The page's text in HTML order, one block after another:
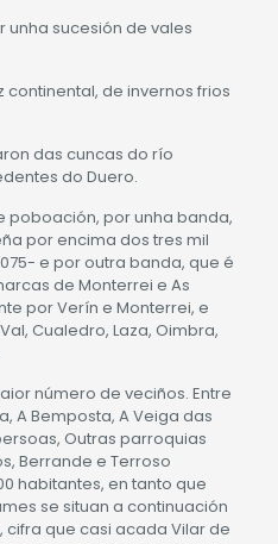
sucesión de vales
de invernos frios
das cuncas do río
do Duero.
poboación, por unha banda,
por encima dos tres mil
e por outra banda, que é
de Monterrei e As
por Verín e Monterrei, e
Cualedro, Laza, Oimbra,
número de veciños. Entre
A Bemposta, A Veiga das
Outras parroquias
Berrande e Terroso
habitantes, en tanto que
se situan a continuación
cifra que casi acada Vilar de